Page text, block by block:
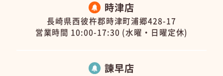
時津店
長崎県西彼杵郡時津町浦郷428-17
営業時間 10:00-17:30 (水曜・日曜定休)
諫早店